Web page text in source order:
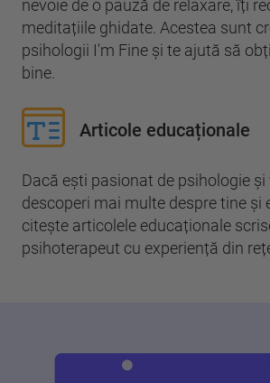
nevoie de o pauză de relaxare, îți
meditațiile ghidate. Acestea sunt
psihologii I'm Fine și te ajută să
bine.
Articole educaționale
Dacă ești pasionat de psihologie și
descoperi mai multe despre tine și
citește articolele educaționale
psihoterapeut cu experiență din